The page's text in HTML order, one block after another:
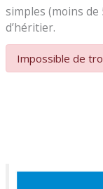
simples (moins de
d’héritier.
Impossible de